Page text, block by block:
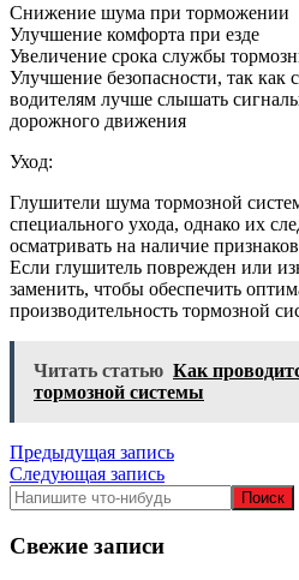
Снижение шума при торможении
Улучшение комфорта при езде
Увеличение срока службы
Улучшение безопасности, так как
водителям лучше слышать
дорожного движения
Уход:
Глушители шума тормозной
специального ухода, однако их
осматривать на наличие
Если глушитель поврежден или
заменить, чтобы обеспечить
производительность тормозной
Читать статью Как
тормозной системы
Навигация
по
записям
Предыдущая запись
Следующая запись
Свежие записи